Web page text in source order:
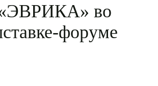
«ЭВРИКА» во
форуме